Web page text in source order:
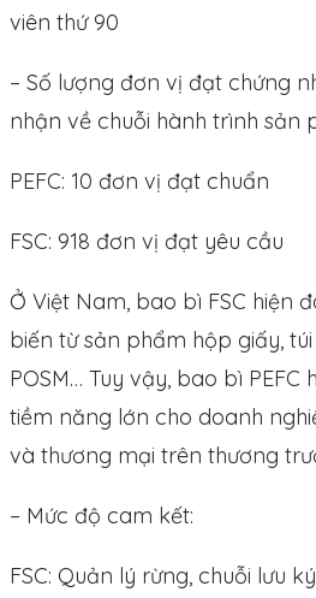
viên thứ 90
– Số lượng đơn vị đạt chứng
nhận về chuỗi hành trình sản
PEFC: 10 đơn vị đạt chuẩn
FSC: 918 đơn vị đạt yêu cầu
Ở Việt Nam, bao bì FSC hiện
biến từ sản phẩm hộp giấy, túi
POSM… Tuy vậy, bao bì PEFC
tiềm năng lớn cho doanh
và thương mại trên thương
– Mức độ cam kết:
FSC: Quản lý rừng, chuỗi lưu